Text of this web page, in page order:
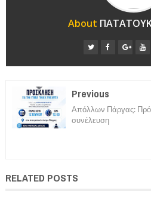
About
Previous
Απόλλων Πάργας:
συνέλευση
RELATED POSTS